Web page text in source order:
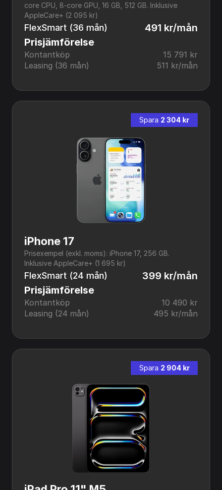
core CPU, 8-core GPU, 16 GB, 512 GB. Inklusive
AppleCare+ (2 095 kr)
FlexSmart (36 mån)
491 kr/mån
Prisjämförelse
Kontantköp
15 791 kr
Leasing (36 mån)
511 kr/mån
Spara 2 304 kr
iPhone 17
Prisexempel (exkl. moms): iPhone 17, 256 GB.
Inklusive AppleCare+ (1 695 kr)
FlexSmart (24 mån)
399 kr/mån
Prisjämförelse
Kontantköp
10 490 kr
Leasing (24 mån)
495 kr/mån
Spara 2 904 kr